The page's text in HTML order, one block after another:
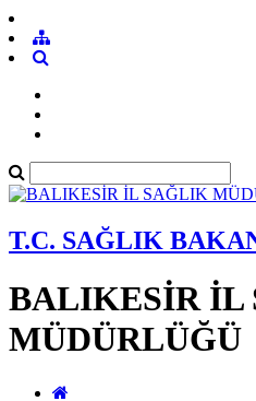
T.C. SAĞLIK
BALIKESİR İL
MÜDÜRLÜĞÜ